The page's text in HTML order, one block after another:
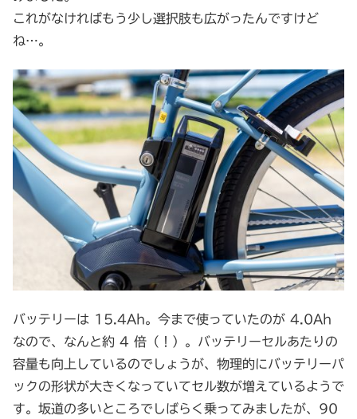
これがなければもう少し選択肢も広がったんですけど
ね…。
バッテリーは 15.4Ah。今まで使っていたのが 4.0Ah
なので、なんと約 4 倍（！）。バッテリーセルあたりの
容量も向上しているのでしょうが、物理的にバッテリーパ
ックの形状が大きくなっていてセル数が増えているようで
す。坂道の多いところでしばらく乗ってみましたが、90